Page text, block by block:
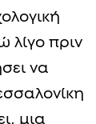
λίγο πριν
να
μια